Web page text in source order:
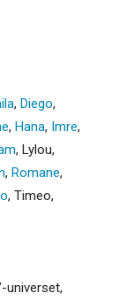
, Diego,
, Hana, Imre,
, Lylou,
, Romane,
, Timeo,
universet,